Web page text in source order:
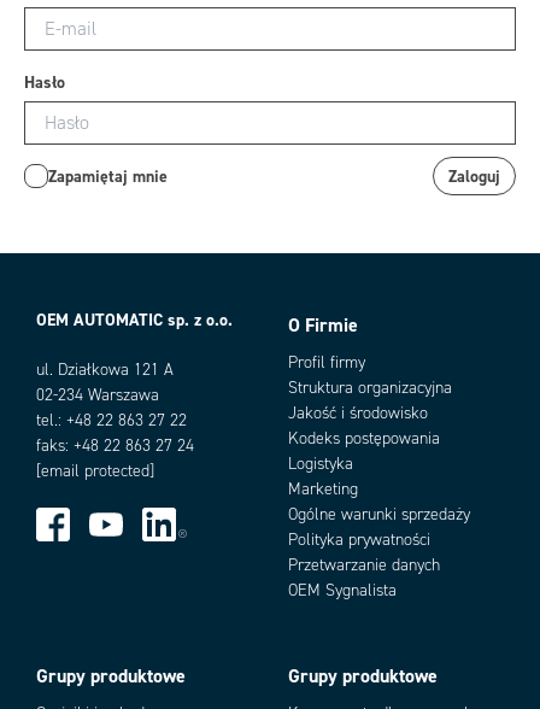
Hasło
Zapamiętaj mnie Zaloguj
OEM AUTOMATIC sp. z o.o.
ul. Działkowa 121 A
02-234 Warszawa
tel.: +48 22 863 27 22
faks: +48 22 863 27 24
[email protected]
O Firmie
Profil firmy
Struktura organizacyjna
Jakość i środowisko
Kodeks postępowania
Logistyka
Marketing
Ogólne warunki sprzedaży
Polityka prywatności
Przetwarzanie danych
OEM Sygnalista
Grupy produktowe Grupy produktowe